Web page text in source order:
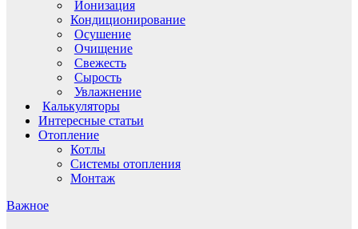
Ионизация
Кондиционирование
Осушение
Очищение
Свежесть
Сырость
Увлажнение
Калькуляторы
Интересные статьи
Отопление
Котлы
Системы отопления
Монтаж
Важное